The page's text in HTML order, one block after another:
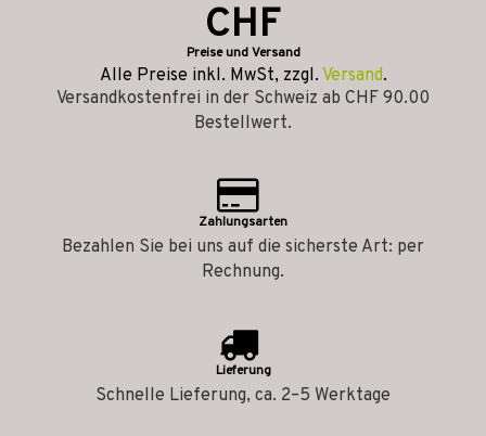
CHF
Preise und Versand
Alle Preise inkl. MwSt, zzgl. Versand.
Versandkostenfrei in der Schweiz ab CHF 90.00
Bestellwert.
Zahlungsarten
Bezahlen Sie bei uns auf die sicherste Art: per
Rechnung.
Lieferung
Schnelle Lieferung, ca. 2–5 Werktage